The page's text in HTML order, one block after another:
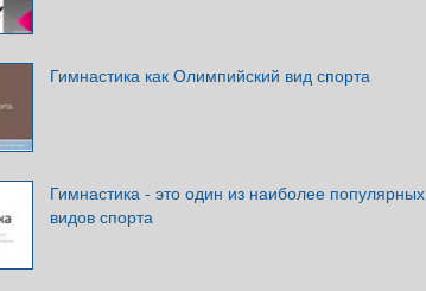
Гимнастика как Олимпийский вид спорта
Гимнастика - это один из наиболее популярных
видов спорта